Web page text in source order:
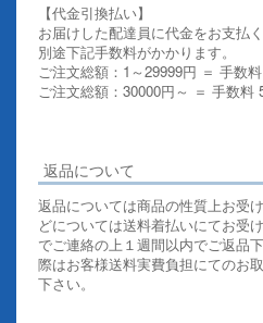
【代金引換払い】
お届けした配達員に代金をお支払く
別途下記手数料がかかります。
ご注文総額：1～29999円 ＝ 手数
ご注文総額：30000円～ ＝ 手数料
返品について
返品については商品の性質上お受
どについては送料着払いにてお受
でご連絡の上１週間以内でご返品
際はお客様送料実費負担にてのお
下さい。